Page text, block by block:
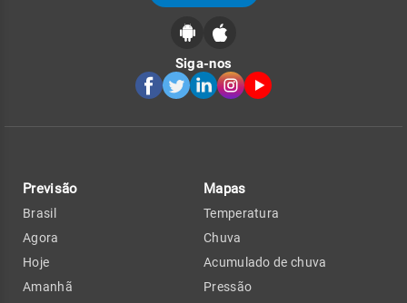
Siga-nos
Previsão
Brasil
Agora
Hoje
Amanhã
Mapas
Temperatura
Chuva
Acumulado de chuva
Pressão